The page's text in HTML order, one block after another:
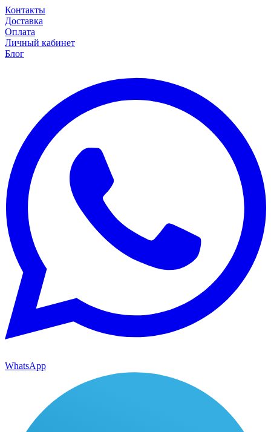
Контакты
Доставка
Оплата
Личный кабинет
Блог
WhatsApp